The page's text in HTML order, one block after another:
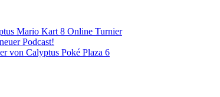
Mario Kart 8 Online Turnier
Podcast!
von Calyptus Poké Plaza 6